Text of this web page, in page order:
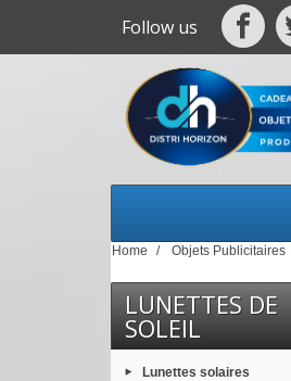
Follow us
Home Objets Publicitaires
LUNETTES DE
SOLEIL
Lunettes solaires